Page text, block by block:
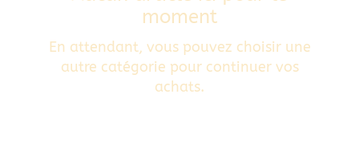
moment
En attendant, vous pouvez choisir une
autre catégorie pour continuer vos
achats.